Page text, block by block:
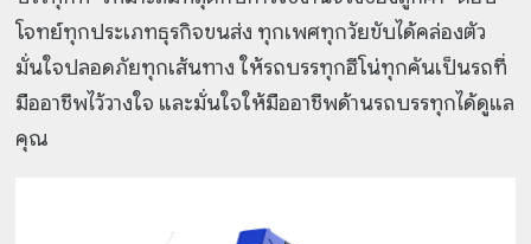
โจทย์ทุกประเภทธุรกิจขนส่ง ทุกเพศทุกวัยขับได้คล่องตัว
มั่นใจปลอดภัยทุกเส้นทาง ให้รถบรรทุกฮีโน่ทุกคันเป็นรถที่
มืออาชีพไว้วางใจ และมั่นใจให้มืออาชีพด้านรถบรรทุกได้ดูแล
คุณ